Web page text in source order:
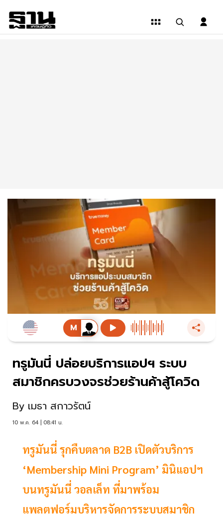
ทรูมันนี่ ปล่อยบริการแอปฯ ระบบ
สมาชิกครบวงจรช่วยร้านค้าสู้โควิด
By เมธา สกาวรัตน์
10 พ.ค. 64 | 08:41 น.
ทรูมันนี่ รุกคืบตลาด B2B เปิดตัวบริการ
‘Membership Mini Program’ มินิแอปฯ
บนทรูมันนี่ วอลเล็ท ที่มาพร้อม
แพลตฟอร์มบริหารจัดการระบบสมาชิก